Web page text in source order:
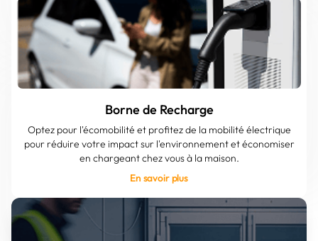
Borne de Recharge
Optez pour l'écomobilité et profitez de la mobilité électrique
pour réduire votre impact sur l'environnement et économiser
en chargeant chez vous à la maison.
En savoir plus